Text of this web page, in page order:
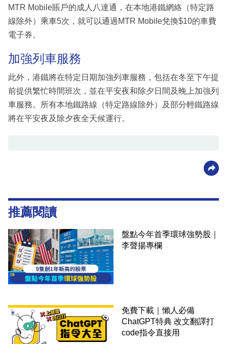
MTR Mobile賬戶的成人八達通，在本地港鐵網絡（特定路
線除外）乘車5次，就可以通過MTR Mobile兌換$10的車費
電子券。
加強列車服務
此外，港鐵將在特定日期加強列車服務，包括在冬至下午提
前提供繁忙時間班次，並在平安夜和除夕日間及晚上加強列
車服務。所有本地鐵路線（特定路線除外）及部分輕鐵路線
將在平安夜及除夕夜全天候運行。
推薦閱讀
盤點今年首季環球強勢股｜
李聲揚專欄
免費下載｜懶人必備
ChatGPT特典 改文翻譯打
code指令直接用